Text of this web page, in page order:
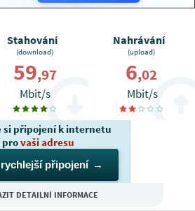
Stahování
(download)
59,97
Mbit/s
Nahrávání
(upload)
6,02
Mbit/s
si připojení k internetu
provaši adresu
připojení
(_.net.upcbroadband.cz)
DETAILNÍ INFORMACE